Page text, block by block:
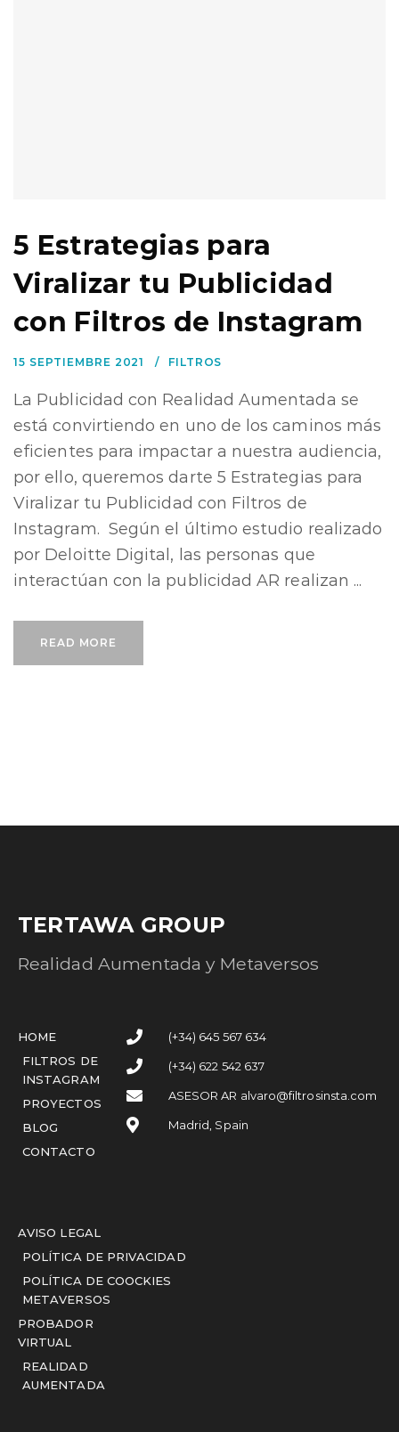
5 Estrategias para
Viralizar tu Publicidad
con Filtros de Instagram
15 SEPTIEMBRE 2021 FILTROS
La Publicidad con Realidad Aumentada se
está convirtiendo en uno de los caminos más
eficientes para impactar a nuestra audiencia,
por ello, queremos darte 5 Estrategias para
Viralizar tu Publicidad con Filtros de
Instagram. Según el último estudio realizado
por Deloitte Digital, las personas que
interactúan con la publicidad AR realizan ...
READ MORE
TERTAWA GROUP
Realidad Aumentada y Metaversos
HOME
FILTROS DE
INSTAGRAM
PROYECTOS
BLOG
CONTACTO
(+34) 645 567 634
(+34) 622 542 637
ASESOR AR alvaro@filtrosinsta.com
Madrid, Spain
AVISO LEGAL
POLÍTICA DE PRIVACIDAD
POLÍTICA DE COOCKIES
METAVERSOS
PROBADOR
VIRTUAL
REALIDAD
AUMENTADA